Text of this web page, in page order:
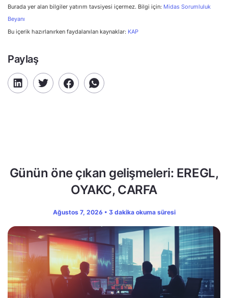
Burada yer alan bilgiler yatırım tavsiyesi içermez. Bilgi için: Midas Sorumluluk
Beyanı
Bu içerik hazırlanırken faydalanılan kaynaklar: KAP
Paylaş
Günün öne çıkan gelişmeleri: EREGL,
OYAKC, CARFA
Ağustos 7, 2026 • 3 dakika okuma süresi